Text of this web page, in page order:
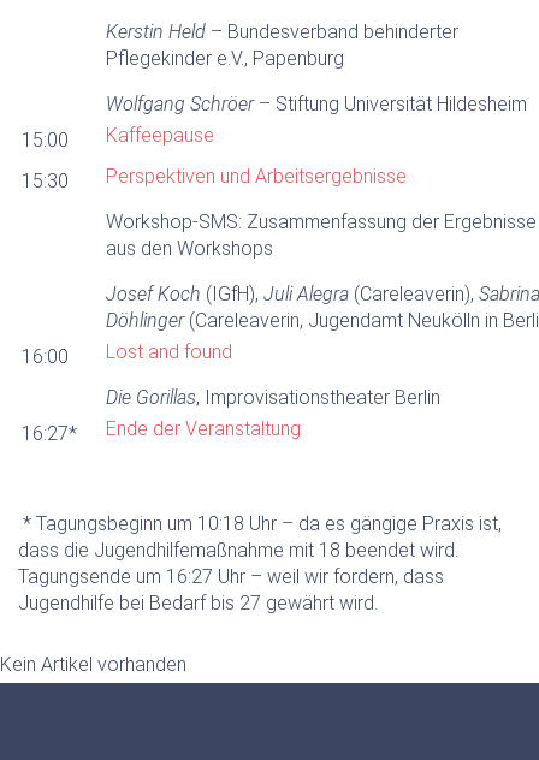
Kerstin Held – Bundesverband behinderter
Pflegekinder e.V., Papenburg
Wolfgang Schröer – Stiftung Universität Hildesheim
15:00
Kaffeepause
15:30
Perspektiven und Arbeitsergebnisse
Workshop-SMS: Zusammenfassung der Ergebnisse
aus den Workshops
Josef Koch (IGfH), Juli Alegra (Careleaverin), Sabrina
Döhlinger (Careleaverin, Jugendamt Neukölln in
16:00
Lost and found
Die Gorillas, Improvisationstheater Berlin
16:27*
Ende der Veranstaltung
* Tagungsbeginn um 10:18 Uhr – da es gängige Praxis ist,
dass die Jugendhilfemaßnahme mit 18 beendet wird.
Tagungsende um 16:27 Uhr – weil wir fordern, dass
Jugendhilfe bei Bedarf bis 27 gewährt wird.
Kein Artikel vorhanden